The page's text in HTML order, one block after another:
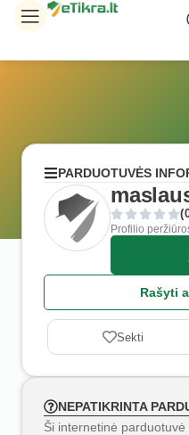
PARDUOTUVĖS
Profilio
Rašyti
Sekti
NEPATIKRINTA
Ši internetinė parduotuvė